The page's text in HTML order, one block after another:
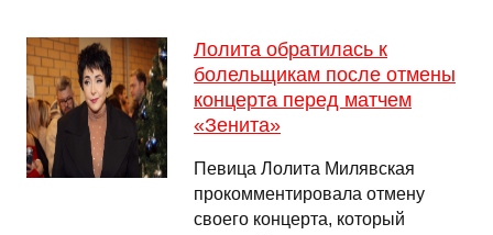
Лолита обратилась к
болельщикам после отмены
концерта перед матчем
«Зенита»
Певица Лолита Милявская
прокомментировала отмену
своего концерта, который